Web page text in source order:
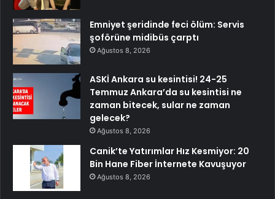
Emniyet şeridinde feci ölüm: Servis
şoförüne midibüs çarptı
Ağustos 8, 2026
ASKİ Ankara su kesintisi! 24-25
Temmuz Ankara’da su kesintisi ne
zaman bitecek, sular ne zaman
gelecek?
Ağustos 8, 2026
Canik’te Yatırımlar Hız Kesmiyor: 20
Bin Hane Fiber İnternete Kavuşuyor
Ağustos 8, 2026